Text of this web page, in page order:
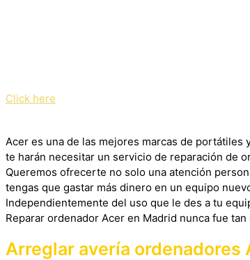
Click here
Acer es una de las mejores marcas de
te harán necesitar un servicio de reparación de
Queremos ofrecerte no solo una atención
tengas que gastar más dinero en un equipo
Independientemente del uso que le des a tu
Reparar ordenador Acer en Madrid nunca fue
Arreglar avería ordenadores